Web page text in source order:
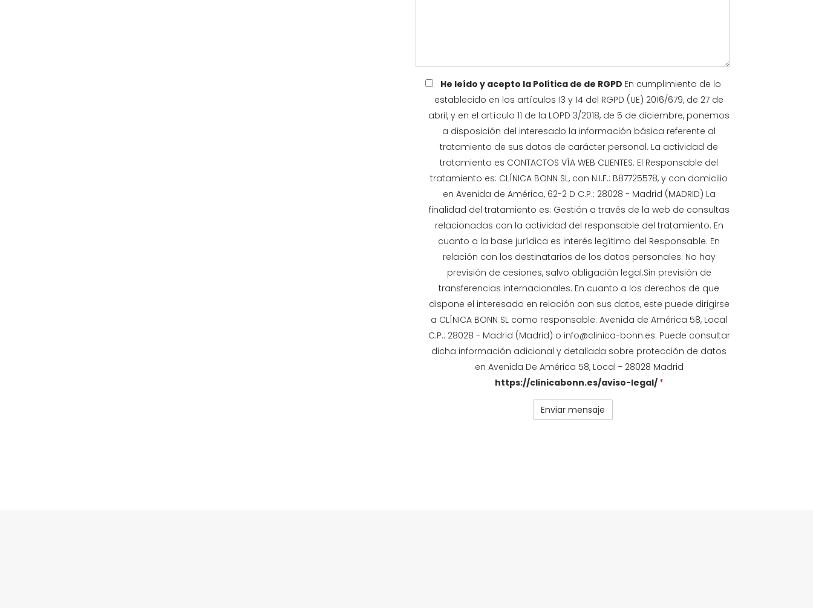
He leído y acepto la Política de de RGPD En cumplimiento de lo
establecido en los artículos 13 y 14 del RGPD (UE) 2016/679, de 27 de
abril, y en el artículo 11 de la LOPD 3/2018, de 5 de diciembre, ponemos
a disposición del interesado la información básica referente al
tratamiento de sus datos de carácter personal. La actividad de
tratamiento es CONTACTOS VÍA WEB CLIENTES. El Responsable del
tratamiento es: CLÍNICA BONN SL, con N.I.F.: B87725578, y con domicilio
en Avenida de América, 62-2 D C.P.: 28028 - Madrid (MADRID) La
finalidad del tratamiento es: Gestión a través de la web de consultas
relacionadas con la actividad del responsable del tratamiento. En
cuanto a la base jurídica es interés legítimo del Responsable. En
relación con los destinatarios de los datos personales: No hay
previsión de cesiones, salvo obligación legal.Sin previsión de
transferencias internacionales. En cuanto a los derechos de que
dispone el interesado en relación con sus datos, este puede dirigirse
a CLÍNICA BONN SL como responsable: Avenida de América 58, Local
C.P.: 28028 - Madrid (Madrid) o info@clinica-bonn.es. Puede consultar
dicha información adicional y detallada sobre protección de datos
en Avenida De América 58, Local - 28028 Madrid
https://clinicabonn.es/aviso-legal/ *